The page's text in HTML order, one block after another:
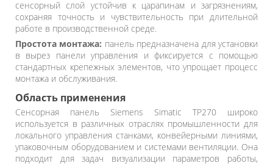
сенсорный слой устойчив к царапинам и загрязнениям,
сохраняя точность и чувствительность при длительной
работе в производственной среде.
Простота монтажа: панель предназначена для установки
в вырез панели управления и фиксируется с помощью
стандартных крепежных элементов, что упрощает процесс
монтажа и обслуживания.
Область применения
Сенсорная панель Siemens Simatic TP270 широко
используется в различных отраслях промышленности для
локального управления станками, конвейерными линиями,
упаковочным оборудованием и системами вентиляции. Она
подходит для задач визуализации параметров работы,